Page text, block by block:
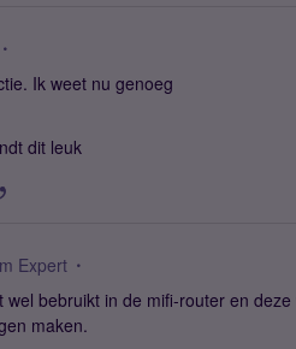
Ik weet nu genoeg
dit leuk
Expert
wel bebruikt in de mifi-router en
maken.